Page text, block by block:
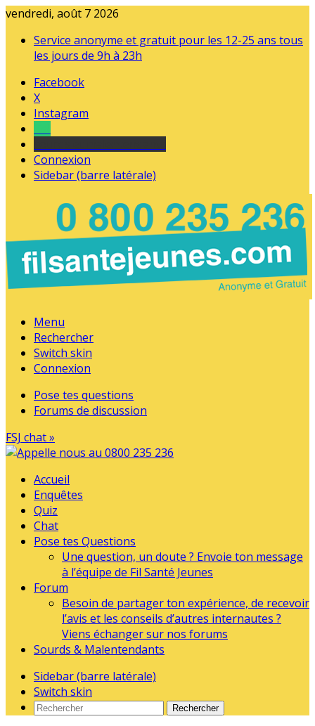
vendredi, août 7 2026
Service anonyme et gratuit pour les 12-25 ans tous
les jours de 9h à 23h
Facebook
X
Instagram
Connexion
Sidebar (barre latérale)
Menu
Rechercher
Switch skin
Connexion
Pose tes questions
Forums de discussion
FSJ chat »
Accueil
Enquêtes
Quiz
Chat
Pose tes Questions
Une question, un doute ? Envoie ton message
à l’équipe de Fil Santé Jeunes
Forum
Besoin de partager ton expérience, de recevoir
l’avis et les conseils d’autres internautes ?
Viens échanger sur nos forums
Sourds & Malentendants
Sidebar (barre latérale)
Switch skin
Rechercher